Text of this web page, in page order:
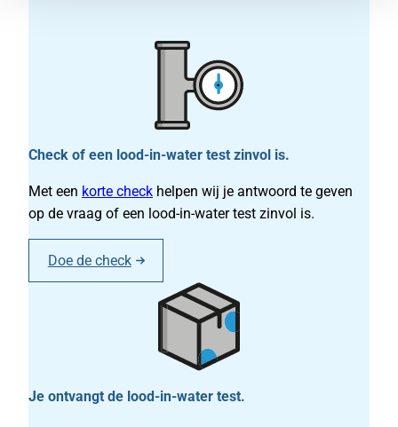
Check of een lood-in-water test zinvol is.
Met een korte check helpen wij je antwoord te geven
op de vraag of een lood-in-water test zinvol is.
Doe de check
Je ontvangt de lood-in-water test.